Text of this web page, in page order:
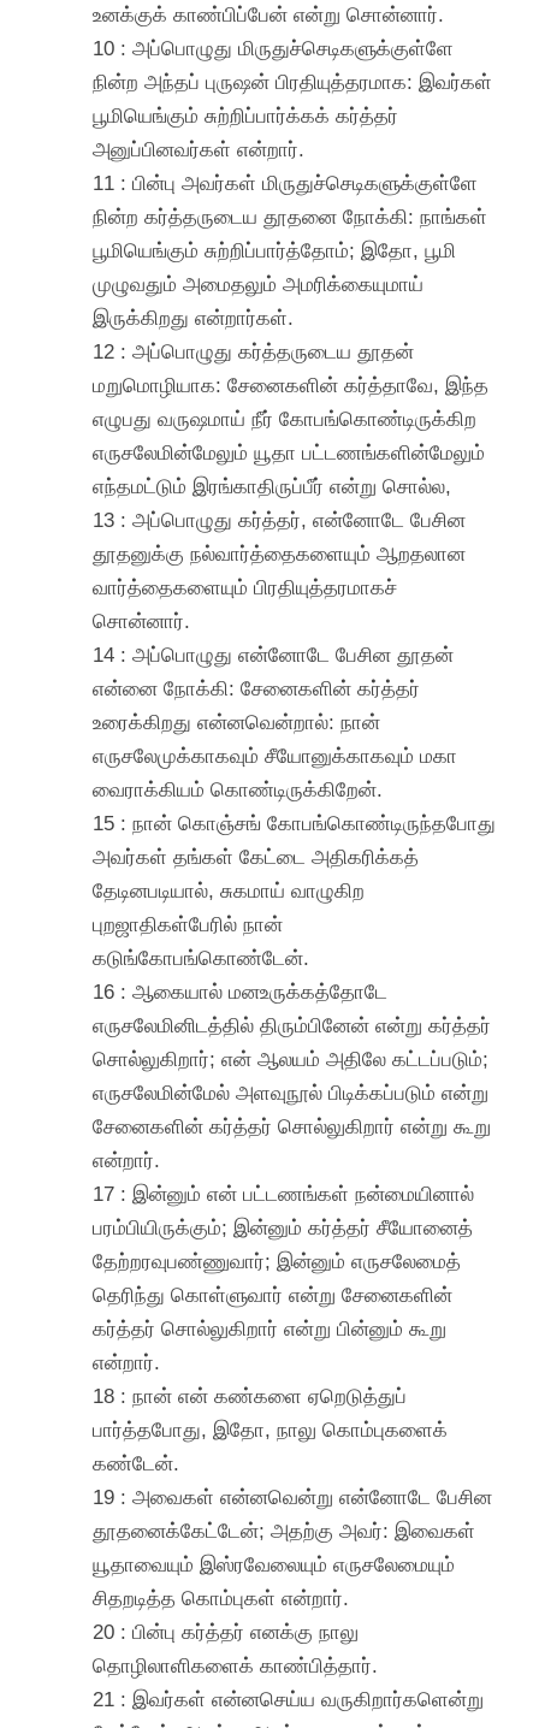
உனக்குக் காண்பிப்பேன் என்று சொன்னார்.
10 : அப்பொழுது மிருதுச்செடிகளுக்குள்ளே
நின்ற அந்தப் புருஷன் பிரதியுத்தரமாக: இவர்கள்
பூமியெங்கும் சுற்றிப்பார்க்கக் கர்த்தர்
அனுப்பினவர்கள் என்றார்.
11 : பின்பு அவர்கள் மிருதுச்செடிகளுக்குள்ளே
நின்ற கர்த்தருடைய தூதனை நோக்கி: நாங்கள்
பூமியெங்கும் சுற்றிப்பார்த்தோம்; இதோ, பூமி
முழுவதும் அமைதலும் அமரிக்கையுமாய்
இருக்கிறது என்றார்கள்.
12 : அப்பொழுது கர்த்தருடைய தூதன்
மறுமொழியாக: சேனைகளின் கர்த்தாவே, இந்த
எழுபது வருஷமாய் நீர் கோபங்கொண்டிருக்கிற
எருசலேமின்மேலும் யூதா பட்டணங்களின்மேலும்
எந்தமட்டும் இரங்காதிருப்பீர் என்று சொல்ல,
13 : அப்பொழுது கர்த்தர், என்னோடே பேசின
தூதனுக்கு நல்வார்த்தைகளையும் ஆறதலான
வார்த்தைகளையும் பிரதியுத்தரமாகச்
சொன்னார்.
14 : அப்பொழுது என்னோடே பேசின தூதன்
என்னை நோக்கி: சேனைகளின் கர்த்தர்
உரைக்கிறது என்னவென்றால்: நான்
எருசலேமுக்காகவும் சீயோனுக்காகவும் மகா
வைராக்கியம் கொண்டிருக்கிறேன்.
15 : நான் கொஞ்சங் கோபங்கொண்டிருந்தபோது
அவர்கள் தங்கள் கேட்டை அதிகரிக்கத்
தேடினபடியால், சுகமாய் வாழுகிற
புறஜாதிகள்பேரில் நான்
கடுங்கோபங்கொண்டேன்.
16 : ஆகையால் மனஉருக்கத்தோடே
எருசலேமினிடத்தில் திரும்பினேன் என்று கர்த்தர்
சொல்லுகிறார்; என் ஆலயம் அதிலே கட்டப்படும்;
எருசலேமின்மேல் அளவுநூல் பிடிக்கப்படும் என்று
சேனைகளின் கர்த்தர் சொல்லுகிறார் என்று கூறு
என்றார்.
17 : இன்னும் என் பட்டணங்கள் நன்மையினால்
பரம்பியிருக்கும்; இன்னும் கர்த்தர் சீயோனைத்
தேற்றரவுபண்ணுவார்; இன்னும் எருசலேமைத்
தெரிந்து கொள்ளுவார் என்று சேனைகளின்
கர்த்தர் சொல்லுகிறார் என்று பின்னும் கூறு
என்றார்.
18 : நான் என் கண்களை ஏறெடுத்துப்
பார்த்தபோது, இதோ, நாலு கொம்புகளைக்
கண்டேன்.
19 : அவைகள் என்னவென்று என்னோடே பேசின
தூதனைக்கேட்டேன்; அதற்கு அவர்: இவைகள்
யூதாவையும் இஸ்ரவேலையும் எருசலேமையும்
சிதறடித்த கொம்புகள் என்றார்.
20 : பின்பு கர்த்தர் எனக்கு நாலு
தொழிலாளிகளைக் காண்பித்தார்.
21 : இவர்கள் என்னசெய்ய வருகிறார்களென்று